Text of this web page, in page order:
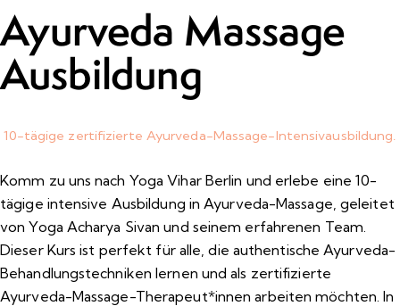
Ayurveda Massage
Ausbildung
10-tägige zertifizierte Ayurveda-Massage-Intensivausbildung
Komm zu uns nach Yoga Vihar Berlin und erlebe eine 10-
tägige intensive Ausbildung in Ayurveda-Massage, geleitet
von Yoga Acharya Sivan und seinem erfahrenen Team.
Dieser Kurs ist perfekt für alle, die authentische Ayurveda-
Behandlungstechniken lernen und als zertifizierte
Ayurveda-Massage-Therapeut*innen arbeiten möchten. In